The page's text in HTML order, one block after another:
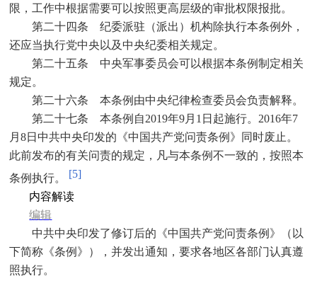
限，工作中根据需要可以按照更高层级的审批权限报批。
第二十四条 纪委派驻（派出）机构除执行本条例外，
还应当执行党中央以及中央纪委相关规定。
第二十五条 中央军事委员会可以根据本条例制定相关
规定。
第二十六条 本条例由中央纪律检查委员会负责解释。
第二十七条 本条例自2019年9月 1 日起施行。 2016年7
月8日中共中央印发的《中国共产党问责条例》同时废止。
此前发布的有关问责的规定，凡与本条例不一致的，按照本
条例执行。
[5]
内容解读
编辑
中共中央印发了修订后的《中国共产党问责条例》（以
下简称《条例》），并发出通知，要求各地区各部门认真遵
照执行。